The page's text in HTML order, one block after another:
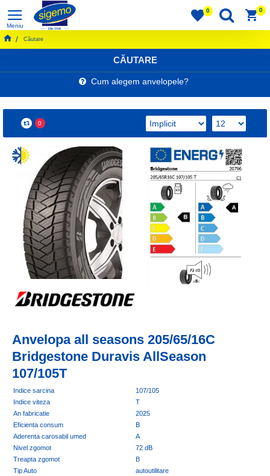
0 0
Căutare
CĂUTARE
Cum alegem anvelopele?
0
Anvelopa all seasons 205/65/16C
Bridgestone Duravis AllSeason
107/105T
Indice sarcina
107/105
Indice viteza
T
An fabricatie
2025
Eficienta consum
B
Aderenta carosabil umed
A
Nivel zgomot
72 dB
Treapta zgomot
B
Tip Auto
autoutilitare